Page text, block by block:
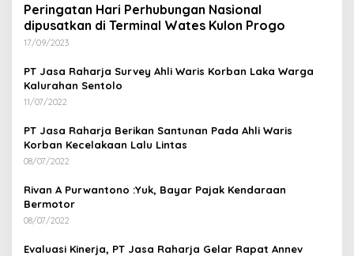
Peringatan Hari Perhubungan Nasional
dipusatkan di Terminal Wates Kulon Progo
17/09/2023
PT Jasa Raharja Survey Ahli Waris Korban Laka Warga
Kalurahan Sentolo
11/07/2022
PT Jasa Raharja Berikan Santunan Pada Ahli Waris
Korban Kecelakaan Lalu Lintas
08/07/2022
Rivan A Purwantono :Yuk, Bayar Pajak Kendaraan
Bermotor
08/07/2022
Evaluasi Kinerja, PT Jasa Raharja Gelar Rapat Annev